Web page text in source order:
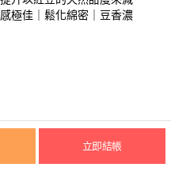
極佳｜鬆化綿密｜豆香濃
立即結帳